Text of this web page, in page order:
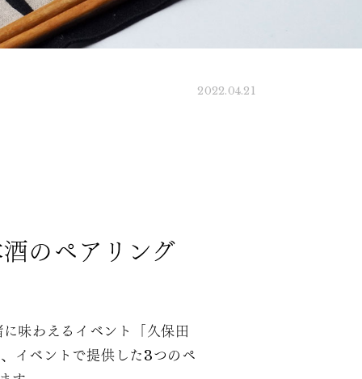
2022.04.21
のペアリング
味わえるイベント「久保田
イベントで提供した3つのペ